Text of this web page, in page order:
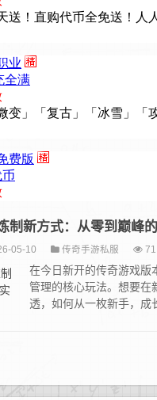
制新方式：从零到巅峰
05-10 传奇手游私服
在今日新开的传奇游戏版
管理的核心玩法。想要在
透，如何从一枚新手，成